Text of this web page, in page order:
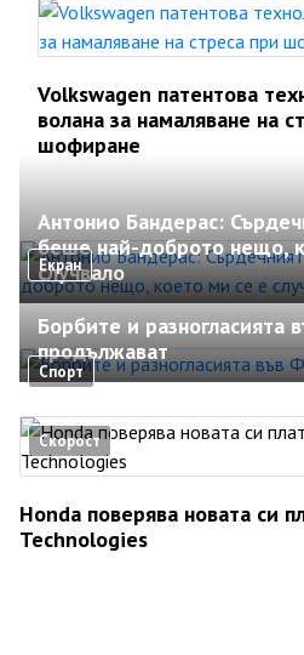
Volkswagen патентова
волана за намаляване на
шофиране
Екран
Антонио Бандерас:
беше най-доброто нещо,
случвало
Спорт
Борбите и
продължават
Скорост
Honda поверява новата си
Technologies